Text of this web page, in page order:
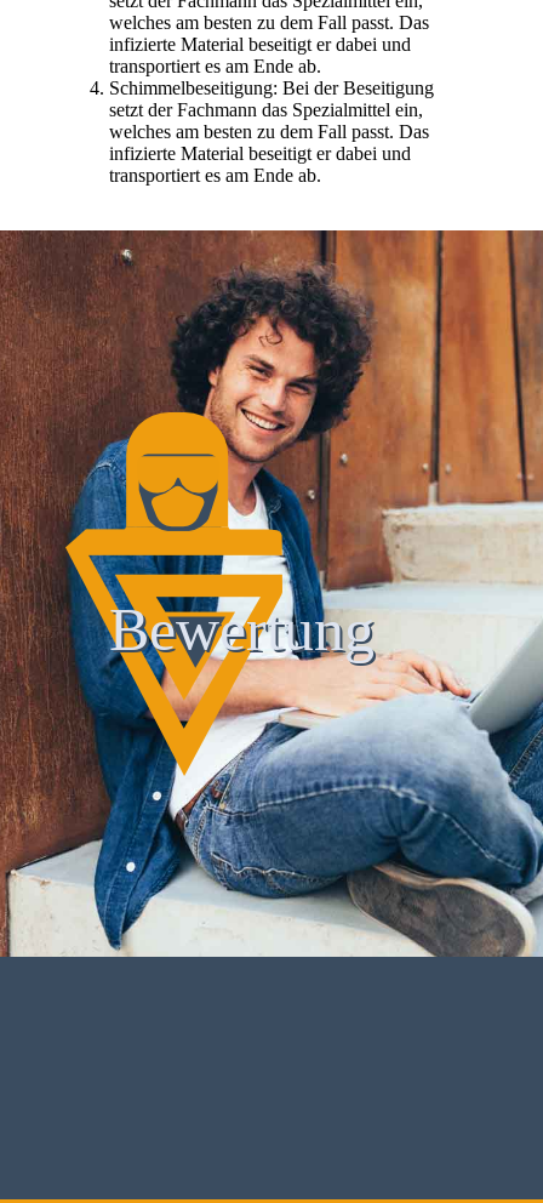
welches am besten zu dem Fall passt. Das
infizierte Material beseitigt er dabei und
transportiert es am Ende ab.
Schimmelbeseitigung: Bei der Beseitigung
setzt der Fachmann das Spezialmittel ein,
welches am besten zu dem Fall passt. Das
infizierte Material beseitigt er dabei und
transportiert es am Ende ab.
Bewertung